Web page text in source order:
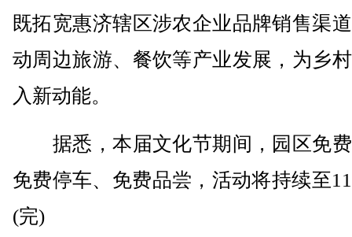
既拓宽惠济辖区涉农企业品牌销售渠
动周边旅游、餐饮等产业发展，为乡
入新动能。
据悉，本届文化节期间，园区免
免费停车、免费品尝，活动将持续至
(完)